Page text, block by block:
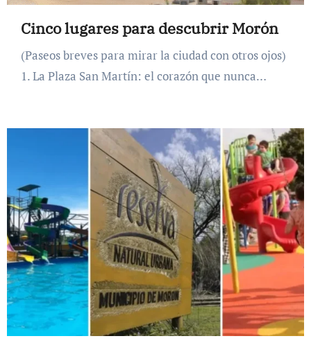
Cinco lugares para descubrir Morón
(Paseos breves para mirar la ciudad con otros ojos)
1. La Plaza San Martín: el corazón que nunca…